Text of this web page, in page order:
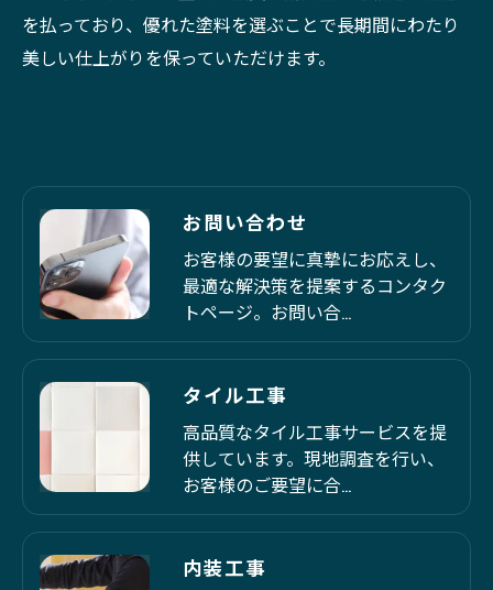
を払っており、優れた塗料を選ぶことで長期間にわたり
美しい仕上がりを保っていただけます。
お問い合わせ
お客様の要望に真摯にお応えし、
最適な解決策を提案するコンタク
トページ。お問い合…
タイル工事
高品質なタイル工事サービスを提
供しています。現地調査を行い、
お客様のご要望に合…
内装工事